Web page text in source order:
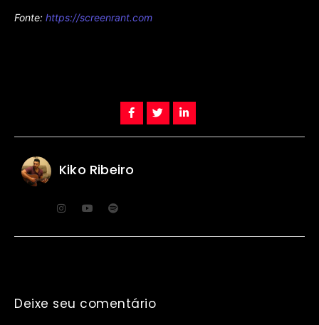
Fonte: https://screenrant.com
Kiko Ribeiro
Deixe seu comentário